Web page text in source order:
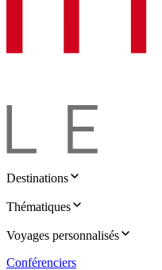
Destinations
Thématiques
Voyages personnalisés
Conférenciers